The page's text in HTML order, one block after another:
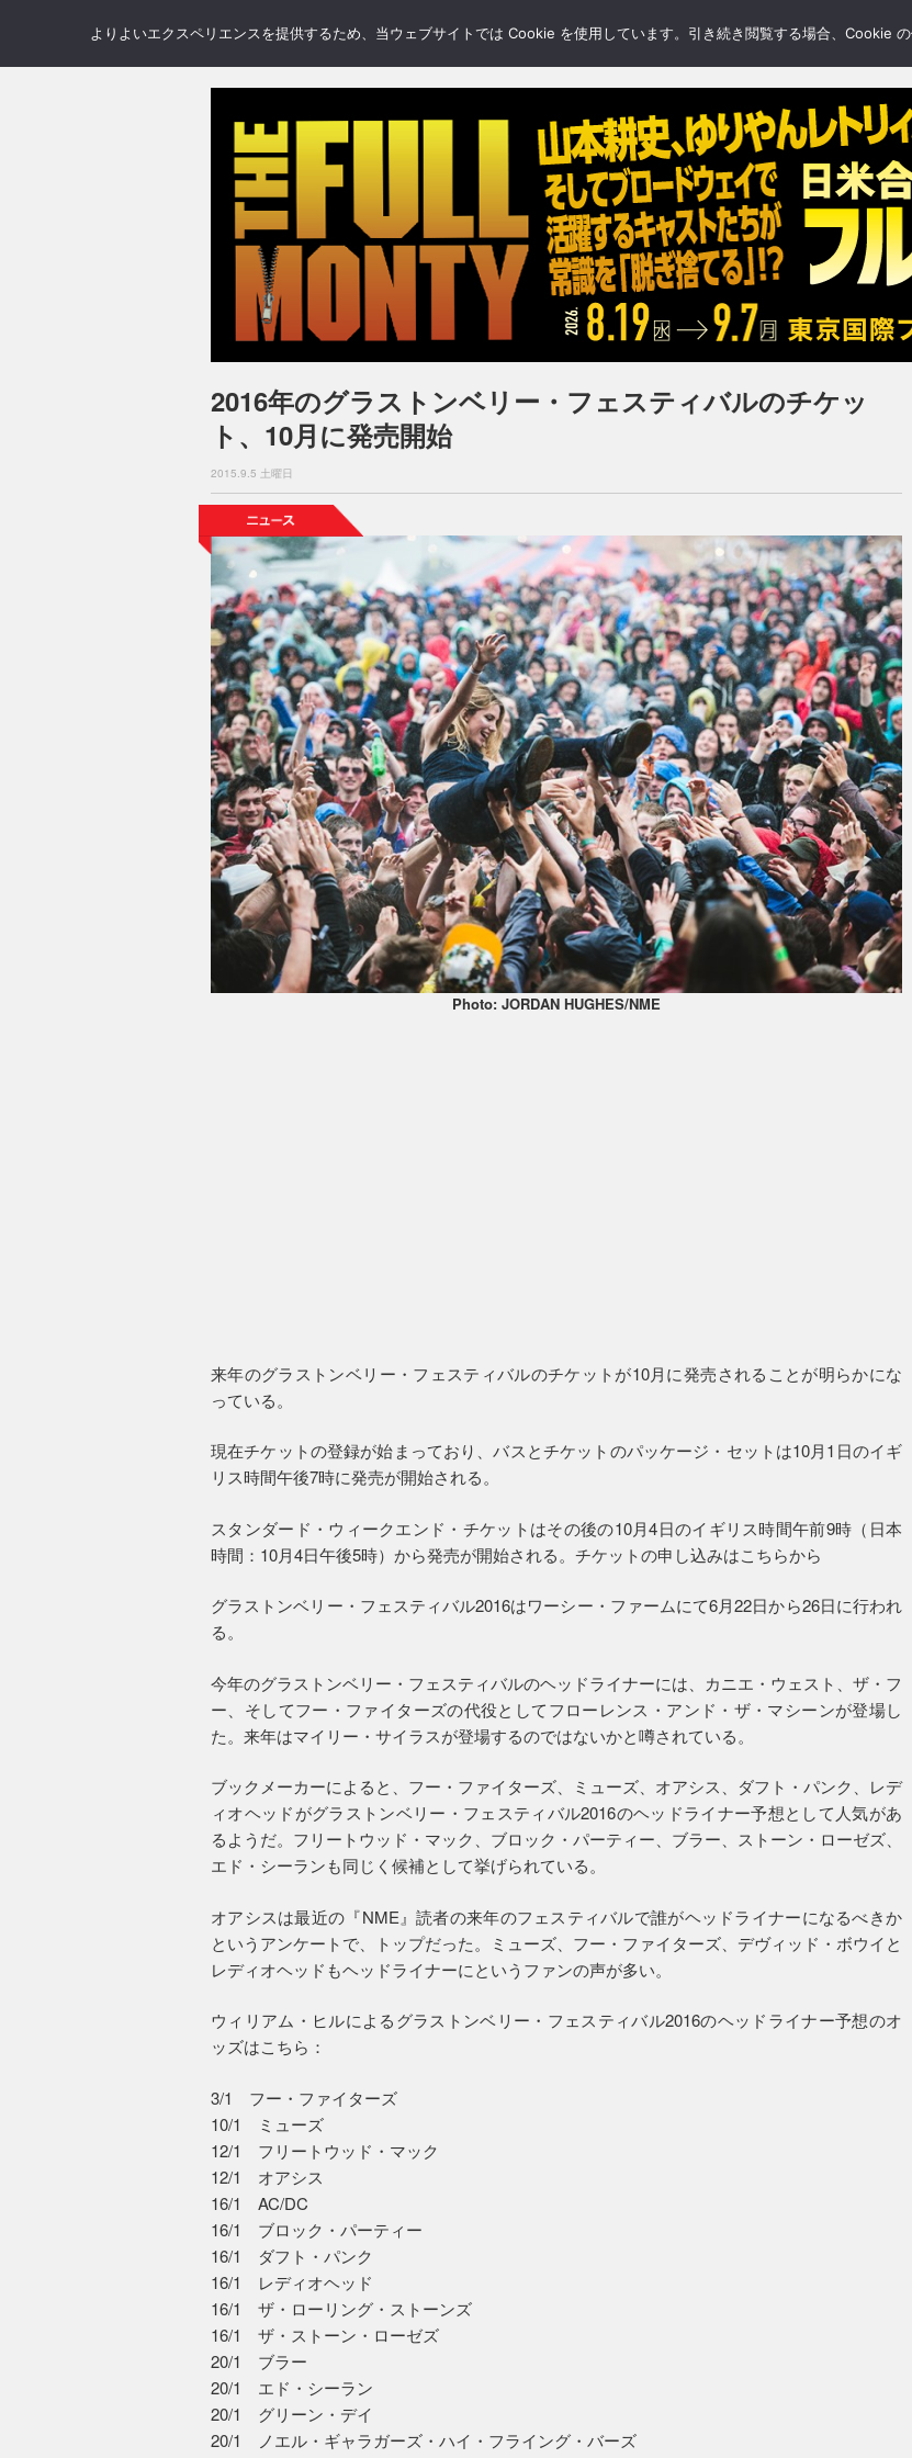
NEWS REVIEWS GALLERY BLOGS FEATURE
2016年のグラストンベリー・フェスティバルのチケッ
ト、10月に発売開始
2015.9.5 土曜日
Photo: JORDAN HUGHES/NME
来年のグラストンベリー・フェスティバルのチケットが10月に発売されることが明らかにな
っている。
現在チケットの登録が始まっており、バスとチケットのパッケージ・セットは10月1日のイギ
リス時間午後7時に発売が開始される。
スタンダード・ウィークエンド・チケットはその後の10月4日のイギリス時間午前9時（日本
時間：10月4日午後5時）から発売が開始される。チケットの申し込みはこちらから
グラストンベリー・フェスティバル2016はワーシー・ファームにて6月22日から26日に行われ
る。
今年のグラストンベリー・フェスティバルのヘッドライナーには、カニエ・ウェスト、ザ・フ
ー、そしてフー・ファイターズの代役としてフローレンス・アンド・ザ・マシーンが登場し
た。来年はマイリー・サイラスが登場するのではないかと噂されている。
ブックメーカーによると、フー・ファイターズ、ミューズ、オアシス、ダフト・パンク、レデ
ィオヘッドがグラストンベリー・フェスティバル2016のヘッドライナー予想として人気があ
るようだ。フリートウッド・マック、ブロック・パーティー、ブラー、ストーン・ローゼズ、
エド・シーランも同じく候補として挙げられている。
オアシスは最近の『NME』読者の来年のフェスティバルで誰がヘッドライナーになるべきか
というアンケートで、トップだった。ミューズ、フー・ファイターズ、デヴィッド・ボウイと
レディオヘッドもヘッドライナーにというファンの声が多い。
ウィリアム・ヒルによるグラストンベリー・フェスティバル2016のヘッドライナー予想のオ
ッズはこちら：
3/1 フー・ファイターズ
10/1 ミューズ
12/1 フリートウッド・マック
12/1 オアシス
16/1 AC/DC
16/1 ブロック・パーティー
16/1 ダフト・パンク
16/1 レディオヘッド
16/1 ザ・ローリング・ストーンズ
16/1 ザ・ストーン・ローゼズ
20/1 ブラー
20/1 エド・シーラン
20/1 グリーン・デイ
20/1 ノエル・ギャラガーズ・ハイ・フライング・バーズ
よりよいエクスペリエンスを提供するため、当ウェブサイトでは Cookie を使用しています。引き続き閲覧する場合、Cookie の